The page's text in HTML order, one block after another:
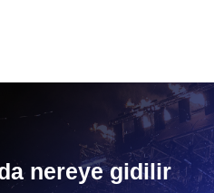
nereye gidilir